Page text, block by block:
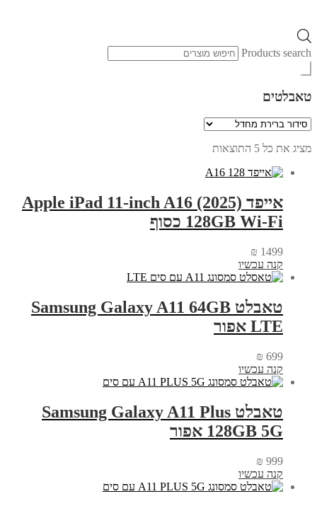
Products search
טאבלטים
מציג את כל 5 התוצאות
אייפד Apple iPad 11-inch A16 (2025)
128GB Wi-Fi כסוף
₪ 1499
קנה עכשיו
טאבלט Samsung Galaxy A11 64GB
LTE אפור
₪ 699
קנה עכשיו
טאבלט Samsung Galaxy A11 Plus
128GB 5G אפור
₪ 999
קנה עכשיו